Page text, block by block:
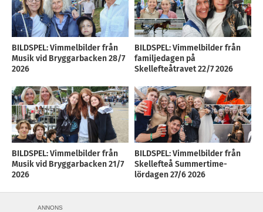
BILDSPEL: Vimmelbilder från
Musik vid Bryggarbacken 28/7
2026
BILDSPEL: Vimmelbilder från
familjedagen på
Skellefteåtravet 22/7 2026
BILDSPEL: Vimmelbilder från
Musik vid Bryggarbacken 21/7
2026
BILDSPEL: Vimmelbilder från
Skellefteå Summertime-
lördagen 27/6 2026
ANNONS